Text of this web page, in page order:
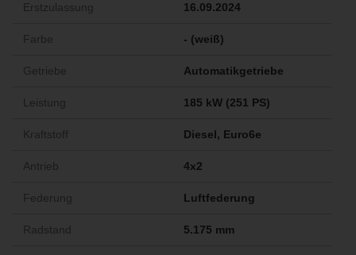
Erstzulassung 16.09.2024
Farbe - (weiß)
Getriebe Automatikgetriebe
Leistung 185 kW (251 PS)
Kraftstoff Diesel, Euro6e
Antrieb 4x2
Federung Luftfederung
Radstand 5.175 mm